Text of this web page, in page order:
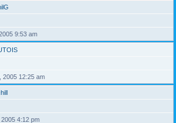
9:53 am
2005 12:25 am
4:12 pm